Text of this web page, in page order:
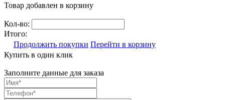
Товар добавлен в корзину
Кол-во:
Итого:
Продолжить покупки Перейти в корзину
Купить в один клик
Заполните данные для заказа